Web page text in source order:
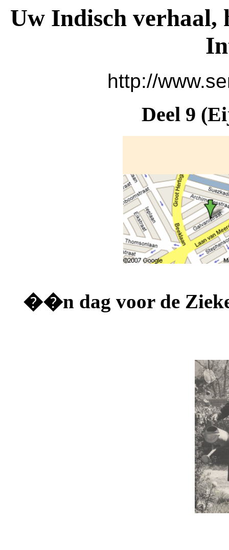
Uw Indisch verhaal,
http://
Deel 9
��n dag voor de